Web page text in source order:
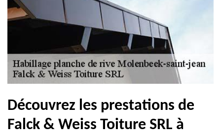
Découvrez les prestations de
Falck & Weiss Toiture SRL à